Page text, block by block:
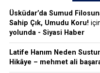
Üsküdar’da Sumud
Sahip Çık, Umudu Koru!
yolunda - Siyasi Haber
Latife Hanım Neden
Hikâye – mehmet ali